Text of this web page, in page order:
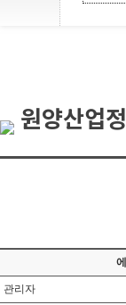
원양산업
관리자